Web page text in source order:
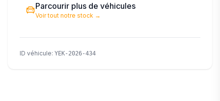
Parcourir plus de véhicules
Voir tout notre stock →
ID véhicule: YEK-2026-434